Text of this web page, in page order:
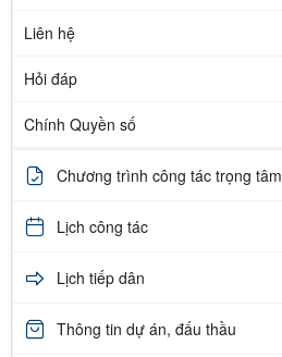
Liên hệ
Hỏi đáp
Chính Quyền số
Chương trình công tác trọng tâm
Lịch công tác
Lịch tiếp dân
Thông tin dự án, đấu thầu